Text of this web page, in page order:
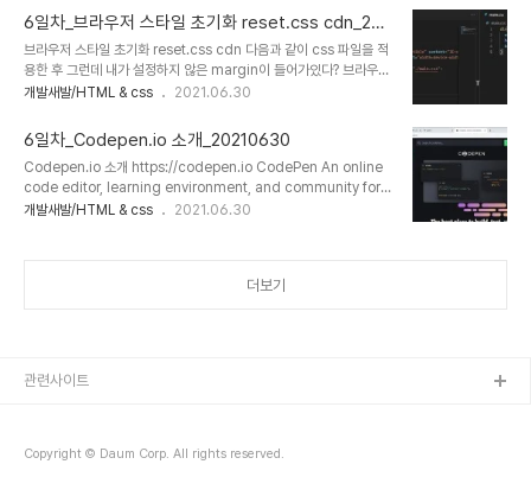
tab : width: 200px; bc:orange + tab : background-color:
orange; 이하생략... 더 자세한 내용은 css 선택자 할떄!
6일차_브라우저 스타일 초기화 reset.css cdn_202
10630
브라우저 스타일 초기화 reset.css cdn 다음과 같이 css 파일을 적
용한 후 그런데 내가 설정하지 않은 margin이 들어가있다? 브라우저
마다 다른 설정값을 가지고 있을수 있고, 이는 사용자가 보기에도, 브
브라우징 이슈 방지를 위해 브라우저 스타일 초기화 하는 방법을 살펴
보자. reset.css cdn 검색 : 브라우저의 스타일을 초기화하는 css
위처럼 검색해서 reset.css min의 html양식 주소를 복사하여
index.html의 head태그 내부에 추가해준다. 적용되면 다음과 같이
기본적으로 적용된 margin이 사라진 것을 확인할 수 있다. 그렇다면
개발새발/HTML & css 2021.06.30
6일차_Codepen.io 소개_20210630
Codepen.io 소개 https://codepen.io CodePen An online
code editor, learning environment, and community for
front-end web development using HTML, CSS and
개발새발/HTML & css 2021.06.30
더보기
Copyright © Daum Corp. All rights reserved.
관련사이트